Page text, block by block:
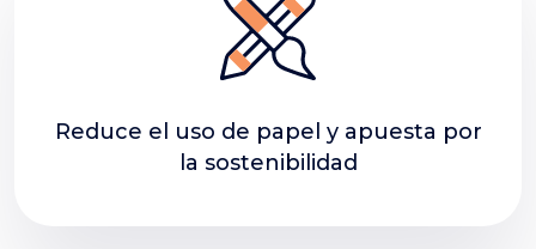
Reduce el uso de papel y apuesta por
la sostenibilidad